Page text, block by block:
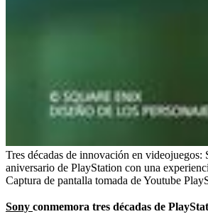
Tres décadas de innovación en videojuegos:
aniversario de PlayStation con una
Captura de pantalla tomada de Youtube
Sony conmemora tres décadas de